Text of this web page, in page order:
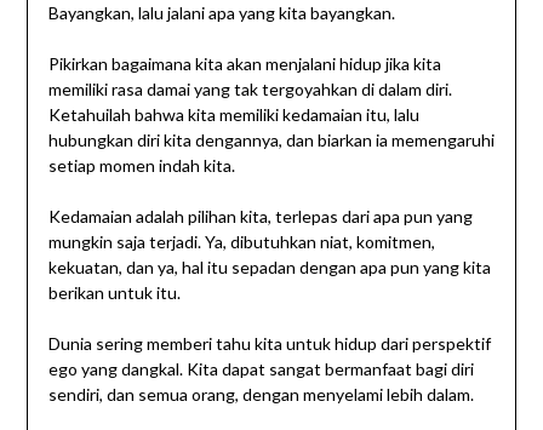
Bayangkan, lalu jalani apa yang kita bayangkan.
Pikirkan bagaimana kita akan menjalani hidup jika kita
memiliki rasa damai yang tak tergoyahkan di dalam diri.
Ketahuilah bahwa kita memiliki kedamaian itu, lalu
hubungkan diri kita dengannya, dan biarkan ia memengaruhi
setiap momen indah kita.
Kedamaian adalah pilihan kita, terlepas dari apa pun yang
mungkin saja terjadi. Ya, dibutuhkan niat, komitmen,
kekuatan, dan ya, hal itu sepadan dengan apa pun yang kita
berikan untuk itu.
Dunia sering memberi tahu kita untuk hidup dari perspektif
ego yang dangkal. Kita dapat sangat bermanfaat bagi diri
sendiri, dan semua orang, dengan menyelami lebih dalam.